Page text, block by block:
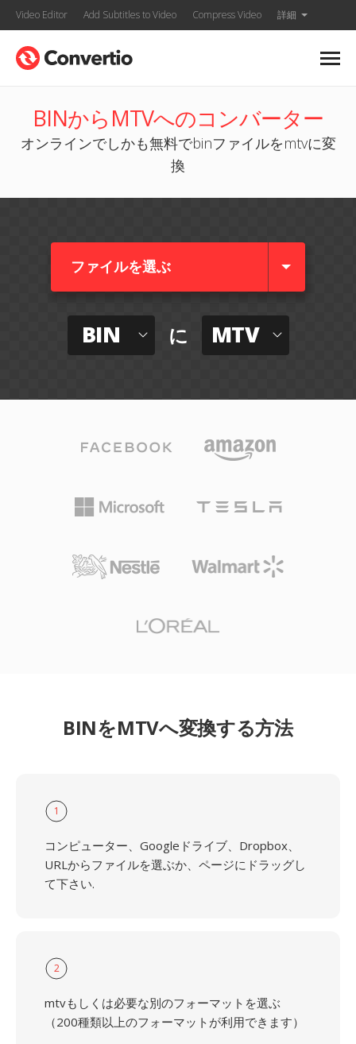
Video Editor Add Subtitles to Video Compress Video 詳細
BINからMTVへのコンバーター
オンラインでしかも無料でbinファイルをmtvに変
換
ファイルを選ぶ
BIN に MTV
BINをMTVへ変換する方法
1
コンピューター、Googleドライブ、Dropbox、
URLからファイルを選ぶか、ページにドラッグし
て下さい.
2
mtvもしくは必要な別のフォーマットを選ぶ
（200種類以上のフォーマットが利用できます）